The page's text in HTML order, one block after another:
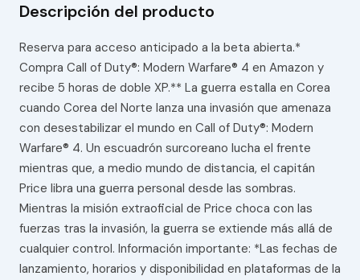
Descripción del producto
Reserva para acceso anticipado a la beta abierta.*
Compra Call of Duty®: Modern Warfare® 4 en Amazon y
recibe 5 horas de doble XP.** La guerra estalla en Corea
cuando Corea del Norte lanza una invasión que amenaza
con desestabilizar el mundo en Call of Duty®: Modern
Warfare® 4. Un escuadrón surcoreano lucha el frente
mientras que, a medio mundo de distancia, el capitán
Price libra una guerra personal desde las sombras.
Mientras la misión extraoficial de Price choca con las
fuerzas tras la invasión, la guerra se extiende más allá de
cualquier control. Información importante: *Las fechas de
lanzamiento, horarios y disponibilidad en plataformas de la